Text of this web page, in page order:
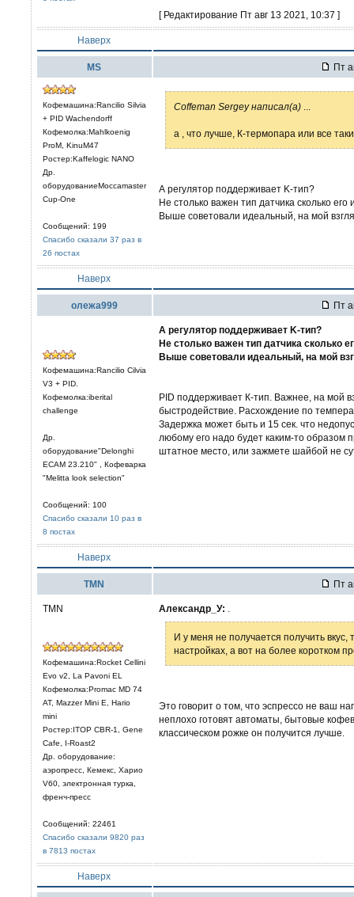
[ Редактирование Пт авг 13 2021, 10:37 ]
Наверх
MS Пт
Кофемашина:Rancilio Silvia
+ PID Wachendorff
Кофемолка:Mahlkoenig
ProM, KinuM47
Ростер:Kaffelogic NANO
Др.
оборудованиеMoccamaster
Cup-One
Сообщений: 199
Спасибо сказали 37 раз в
26 постах
Coffeman Sergey написал(а)
а , что лучше, К-термопара или все
А регулятор поддерживает K-тип?
Не столько важен тип датчика сколько
Выше советовали идеальный, на мой
Наверх
олежа999 Пт
Кофемашина:Rancilio Cilvia
V3 + PID.
Кофемолка:iberital
challenge
Др.
оборудование"Delonghi
ECAM 23.210" , Кофеварка
"Melitta look selection"
Сообщений: 100
Спасибо сказали 10 раз в
8 постах
А регулятор поддерживает K-тип?
Не столько важен тип датчика сколько
Выше советовали идеальный, на мой
PID поддерживает К-тип. Важнее, на мой
быстродействие. Расхождение по
Задержка может быть и 15 сек. что
любому его надо будет каким-то образом
штатное место, или зажмете шайбой не
Наверх
TMN Пт
TMN
Кофемашина:Rocket Cellini
Evo v2, La Pavoni EL
Кофемолка:Promac MD 74
AT, Mazzer Mini E, Hario
mini
Ростер:ITOP CBR-1, Gene
Cafe, I-Roast2
Др. оборудование:
аэропресс, Кемекс, Харио
V60, электронная турка,
френч-пресс
Сообщений: 22461
Спасибо сказали 9820 раз
в 7813 постах
Александр_У:
И у меня не получается получить
настройках, а вот на более коротком
Это говорит о том, что эспрессо не ваш
неплохо готовят автоматы, бытовые
классическом рожке он получится лучше.
Наверх